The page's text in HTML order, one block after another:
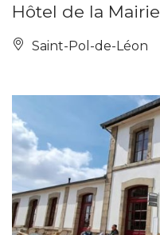
Hôtel de la Mairie
Saint-Pol-de-Léon